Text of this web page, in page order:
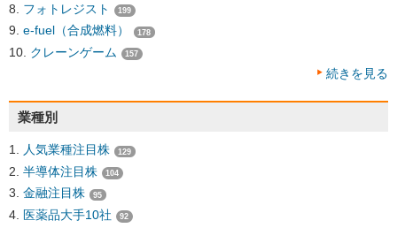
フォトレジスト 199
e-fuel（合成燃料） 178
クレーンゲーム 157
続きを見る
業種別
人気業種注目株 129
半導体注目株 104
金融注目株 95
医薬品大手10社 92